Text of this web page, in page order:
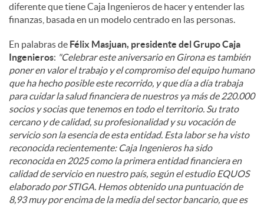
diferente que tiene Caja Ingenieros de hacer y entender las
finanzas, basada en un modelo centrado en las personas.
En palabras de Félix Masjuan, presidente del Grupo Caja
Ingenieros: "Celebrar este aniversario en Girona es también
poner en valor el trabajo y el compromiso del equipo humano
que ha hecho posible este recorrido, y que día a día trabaja
para cuidar la salud financiera de nuestros ya más de 220.000
socios y socias que tenemos en todo el territorio. Su trato
cercano y de calidad, su profesionalidad y su vocación de
servicio son la esencia de esta entidad. Esta labor se ha visto
reconocida recientemente: Caja Ingenieros ha sido
reconocida en 2025 como la primera entidad financiera en
calidad de servicio en nuestro país, según el estudio EQUOS
elaborado por STIGA. Hemos obtenido una puntuación de
8,93 muy por encima de la media del sector bancario, que es